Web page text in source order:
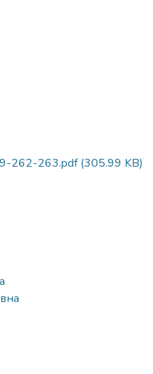
262-263.pdf(305.99 KB)